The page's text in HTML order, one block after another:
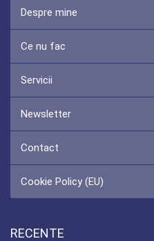
Despre mine
Ce nu fac
Servicii
Newsletter
Contact
Cookie Policy (EU)
RECENTE